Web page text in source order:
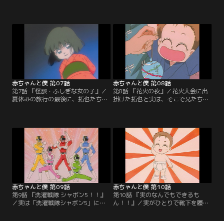
せな女の子「一加」に出会う。一加
は拓也のクラスメートの藤井君の妹
で、どうやらヒロと同様、実がお気
に入りの様子。ことあるごとに対立
するヒロと一加に力作の絵を破られ
てさすがの実も怒ってしまう。【提
供：バンダイチャンネル】
らんを楽しむはずだったが現地で会
ったパパの会社の部下・江戸前たち
の乱入でそれどころでは無くなって
しまう。【提供：バンダイチャンネ
赤ちゃんと僕 第07話
第7話 『怪談・ふしぎな女の子』／
夏休みの旅行の最後に、拓也たちは
れ、翌日原因不明の熱にうなされ
る。その事を話すと旅館のお婆さん
は、古ぼけた写真を見せながら、幼
くして死んだいとこ兄妹のことを話
しだす。その兄はなんと拓也にウリ
ふたつだった。【提供：バンダイチ
ャンネル】
赤ちゃんと僕 第08話
第8話 『花火の夜』／花火大会に出
掛けた拓也と実は、そこで兄たちに
え、これ買えの連発。とうとうお面
屋さんの前から動かなくなった3
人。仕方なく一番下のマー坊にだけ
かってやるが、それに納得のいかな
い一加は実を連れて走り去る。【提
供：バンダイチャンネル】
赤ちゃんと僕 第09話
第9話 『洗濯戦隊 シャボン5！！』
／実は「洗濯戦隊シャボン5」に夢
中。日曜日にデパートで開催される
赤ちゃんと僕 第10話
第10話 『実のなんでもできるも
ん！！』／実がひとりで靴下を履い